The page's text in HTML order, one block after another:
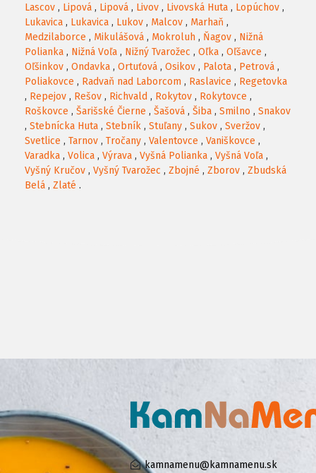
Lascov , Lipová , Lipová , Livov , Livovská Huta , Lopúchov ,
Lukavica , Lukavica , Lukov , Malcov , Marhaň ,
Medzilaborce , Mikulášová , Mokroluh , Ňagov , Nižná
Polianka , Nižná Voľa , Nižný Tvarožec , Oľka , Oľšavce ,
Oľšinkov , Ondavka , Ortuťová , Osikov , Palota , Petrová ,
Poliakovce , Radvaň nad Laborcom , Raslavice , Regetovka
, Repejov , Rešov , Richvald , Rokytov , Rokytovce ,
Roškovce , Šarišské Čierne , Šašová , Šiba , Smilno , Snakov
, Stebnícka Huta , Stebník , Stuľany , Sukov , Sveržov ,
Svetlice , Tarnov , Tročany , Valentovce , Vaniškovce ,
Varadka , Volica , Výrava , Vyšná Polianka , Vyšná Voľa ,
Vyšný Kručov , Vyšný Tvarožec , Zbojné , Zborov , Zbudská
Belá , Zlaté .
kamnamenu@kamnamenu.sk